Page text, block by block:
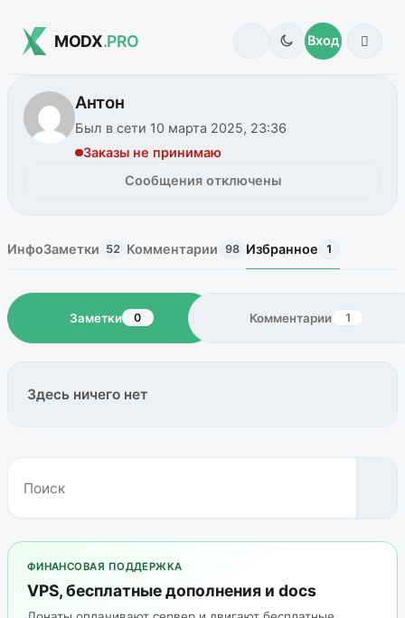
MODX.PRO Вход
Антон
Был в сети 10 марта 2025, 23:36
Заказы не принимаю
Сообщения отключены
ИнфоЗаметки 52 Комментарии 98 Избранное 1
Заметки 0 Комментарии 1
Здесь ничего нет
ФИНАНСОВАЯ ПОДДЕРЖКА
VPS, бесплатные дополнения и docs